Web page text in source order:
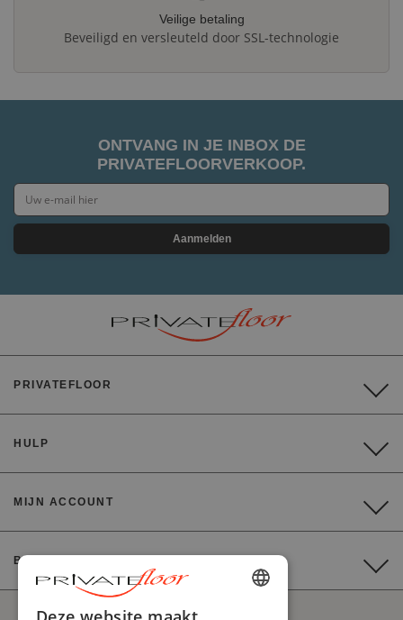
Veilige betaling
Beveiligd en versleuteld door SSL-technologie
ONTVANG IN JE INBOX DE
PRIVATEFLOORVERKOOP.
Aanmelden
PRIVATEFLOOR
HULP
MIJN ACCOUNT
BETALING